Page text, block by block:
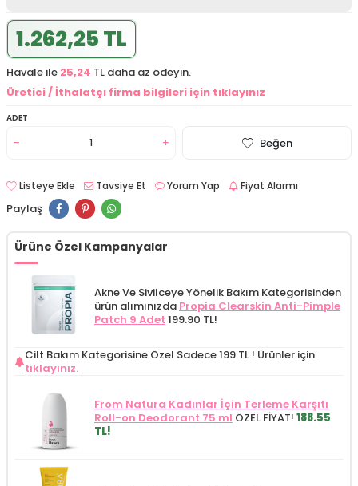
1.262,25 TL
Havale ile 25,24 TL daha az ödeyin.
Üretici / İthalatçı firma bilgileri için tıklayınız
ADET
Beğen
Listeye Ekle Tavsiye Et Yorum Yap Fiyat Alarmı
Paylaş
Ürüne Özel Kampanyalar
Akne Ve Sivilceye Yönelik Bakım Kategorisinden
ürün alımınızda Propia Clearskin Anti-Pimple
Patch 9 Adet 199.90 TL!
Cilt Bakım Kategorisine Özel Sadece 199 TL ! Ürünler için
tıklayınız.
From Natura Kadınlar İçin Terleme Karşıtı
Roll-on Deodorant 75 ml ÖZEL FİYAT! 188.55
TL!